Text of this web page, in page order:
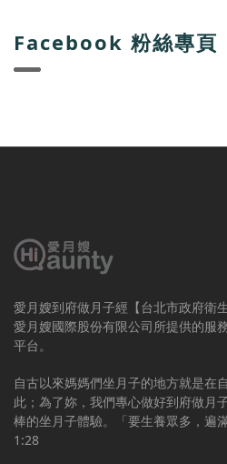
Facebook 粉絲專頁
愛月嫂到府做月子經【台北市政府衛
愛月嫂國際股份有限公司所提供的服
平台。
自古以來媽媽們坐月子的地方就是在
此；為了妳，我們專心做好到府做月
棒的坐月子體驗。「要生養眾多，遍
1:28